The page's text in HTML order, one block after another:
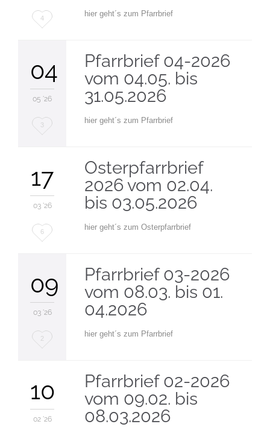
Love
4
hier geht´s zum Pfarrbrief
04
05 '26
Love
3
Pfarrbrief 04-2026
vom 04.05. bis
31.05.2026
hier geht´s zum Pfarrbrief
17
03 '26
Love
6
Osterpfarrbrief
2026 vom 02.04.
bis 03.05.2026
hier geht´s zum Osterpfarrbrief
09
03 '26
Love
2
Pfarrbrief 03-2026
vom 08.03. bis 01.
04.2026
hier geht´s zum Pfarrbrief
10
02 '26
Pfarrbrief 02-2026
vom 09.02. bis
08.03.2026